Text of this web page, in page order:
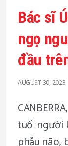
Bác sĩ
ngọ
đầu
AUGUST 30, 2023
tuổi người
phẫu não,